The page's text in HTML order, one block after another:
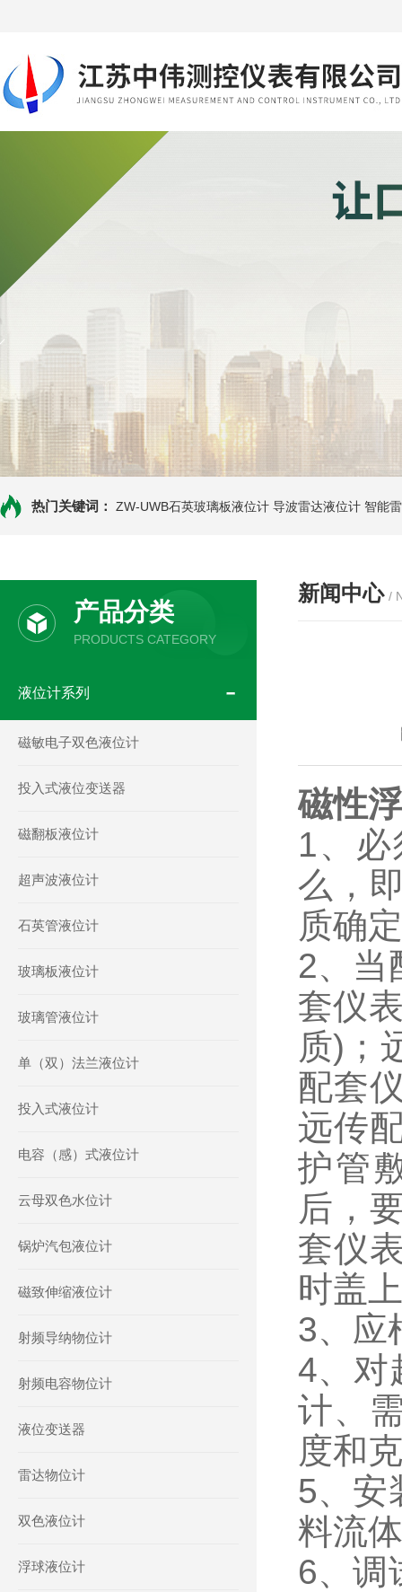
热门关键词： ZW-UWB石英玻璃板液位计 导波雷达液位计 智能
产品分类
PRODUCTS CATEGORY
液位计系列
磁敏电子双色液位计
投入式液位变送器
磁翻板液位计
超声波液位计
石英管液位计
玻璃板液位计
玻璃管液位计
单（双）法兰液位计
投入式液位计
电容（感）式液位计
云母双色水位计
锅炉汽包液位计
磁致伸缩液位计
射频导纳物位计
射频电容物位计
液位变送器
雷达物位计
双色液位计
浮球液位计
新闻中心 /
磁性
1、
么，
质确
2、当
套仪
质)；
配套
远传
护管
后，
套仪
时盖
3、应
4、对
计、
度和
5、安
料流
6、调